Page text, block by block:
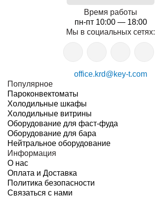
Время работы
пн-пт 10:00 — 18:00
Мы в социальных сетях:
office.krd@key-t.com
Популярное
Пароконвектоматы
Холодильные шкафы
Холодильные витрины
Оборудование для фаст-фуда
Оборудование для бара
Нейтральное оборудование
Информация
О нас
Оплата и Доставка
Политика безопасности
Связаться с нами